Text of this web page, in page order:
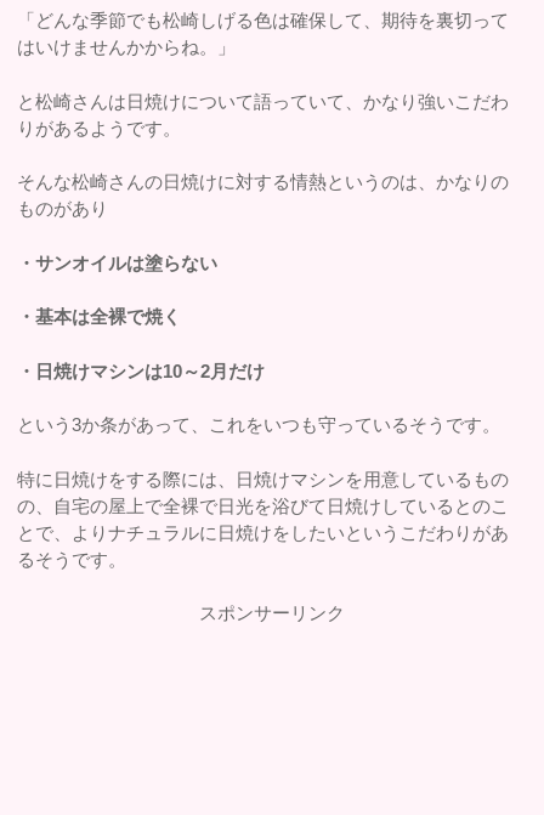
「どんな季節でも松崎しげる色は確保して、期待を裏切って
はいけませんかからね。」
と松崎さんは日焼けについて語っていて、かなり強いこだわ
りがあるようです。
そんな松崎さんの日焼けに対する情熱というのは、かなりの
ものがあり
・サンオイルは塗らない
・基本は全裸で焼く
・日焼けマシンは10～2月だけ
という3か条があって、これをいつも守っているそうです。
特に日焼けをする際には、日焼けマシンを用意しているもの
の、自宅の屋上で全裸で日光を浴びて日焼けしているとのこ
とで、よりナチュラルに日焼けをしたいというこだわりがあ
るそうです。
スポンサーリンク